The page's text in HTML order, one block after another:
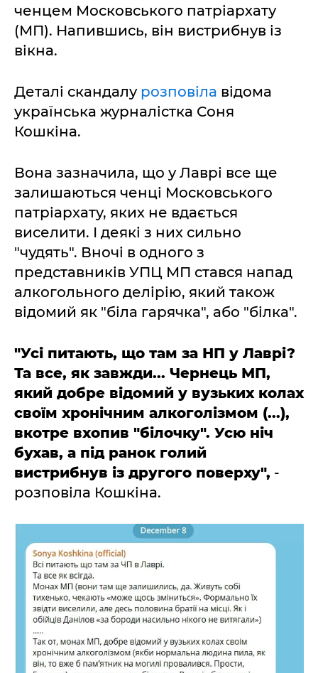
ченцем Московського патріархату
(МП). Напившись, він вистрибнув із
вікна.
Деталі скандалурозповіла відома
українська журналістка Соня
Кошкіна.
Вона зазначила, що у Лаврі все ще
залишаються ченці Московського
патріархату, яких не вдається
виселити. І деякі з них сильно
"чудять". Вночі в одного з
представників УПЦ МП стався напад
алкогольного делірію, який також
відомий як "біла гарячка", або "білка".
"Усі питають, що там за НП у Лаврі?
Та все, як завжди... Чернець МП,
який добре відомий у вузьких колах
своїм хронічним алкоголізмом (...),
вкотре вхопив "білочку". Усю ніч
бухав, а під ранок голий
вистрибнув із другого поверху", -
розповіла Кошкіна.